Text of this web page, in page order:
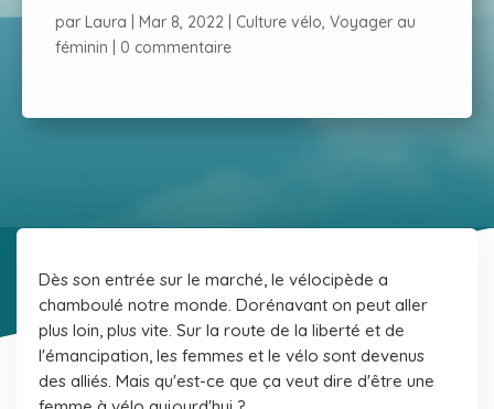
par Laura Mar 8, 2022 Culture vélo, Voyager au
féminin
0 commentaire
Dès son entrée sur le marché, le vélocipède a
chamboulé notre monde. Dorénavant on peut aller
plus loin, plus vite. Sur la route de la liberté et de
l'émancipation, les femmes et le vélo sont devenus
des alliés. Mais qu'est-ce que ça veut dire d'être une